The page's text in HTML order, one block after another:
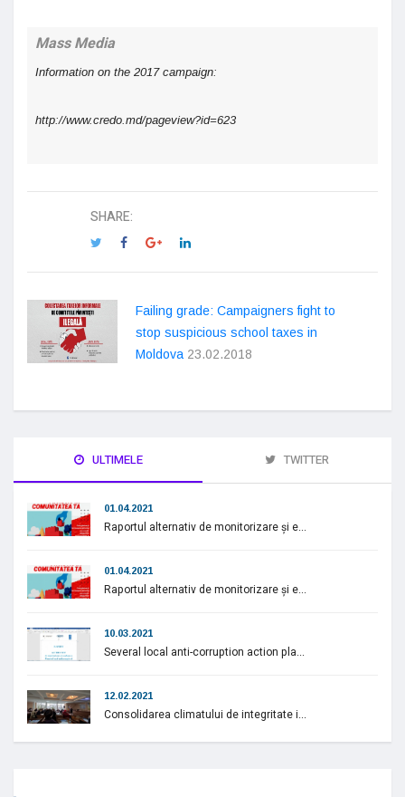
Mass Media
Information on the 2017 campaign:
http://www.credo.md/pageview?id=623
SHARE:
Failing grade: Campaigners fight to
stop suspicious school taxes in
Moldova 23.02.2018
ULTIMELE TWITTER
01.04.2021
Raportul alternativ de monitorizare și e...
01.04.2021
Raportul alternativ de monitorizare și e...
10.03.2021
Several local anti-corruption action pla...
12.02.2021
Consolidarea climatului de integritate i...